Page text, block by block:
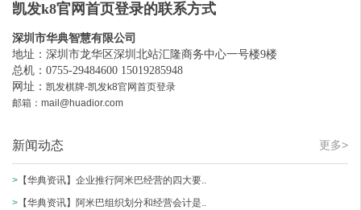
凯发k8官网首页登录的联系方式
深圳市华典智慧有限公司
地址：深圳市龙华区深圳北站汇隆商务中心一号楼9楼
总机：0755-29484600 15019285948
网址： 凯发棋牌-凯发k8官网首页登录
邮箱： mail@huadior.com
更多>
新闻动态
> 【华典资讯】企业推行阿米巴经营的四大要..
> 【华典资讯】阿米巴组织划分和经营会计是..